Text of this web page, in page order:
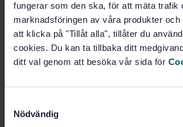
fungerar som den ska, för att mäta trafik
marknadsföringen av våra produkter och
att klicka på "Tillåt alla", tillåter du
cookies. Du kan ta tillbaka ditt
ditt val genom att besöka vår sida för
Nödvändig
Subscribe on standards